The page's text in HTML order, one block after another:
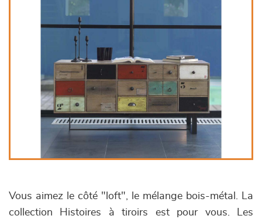
Vous aimez le côté "loft", le mélange bois-métal. La
collection Histoires à tiroirs est pour vous. Les